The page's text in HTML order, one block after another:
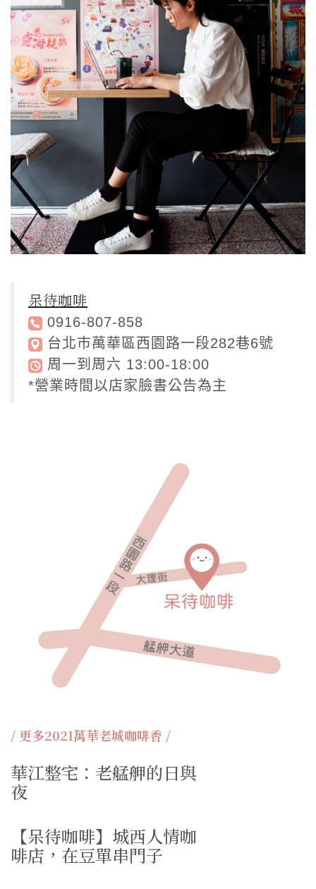
呆待咖啡
0916-807-858
台北市萬華區西園路一段282巷6號
周一到周六 13:00-18:00
*營業時間以店家臉書公告為主
/ 更多2021萬華老城咖啡香 /
華江整宅：老艋舺的日與
夜
【呆待咖啡】城西人情咖
啡店，在豆單串門子